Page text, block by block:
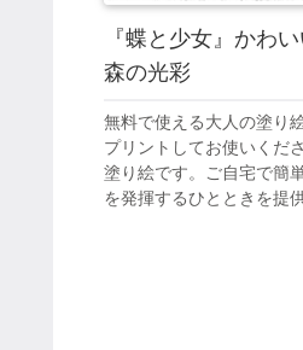
『蝶と少女』かわ
森の光彩
無料で使える大人の塗り
プリントしてお使いくだ
塗り絵です。ご自宅で簡
を発揮するひとときを提